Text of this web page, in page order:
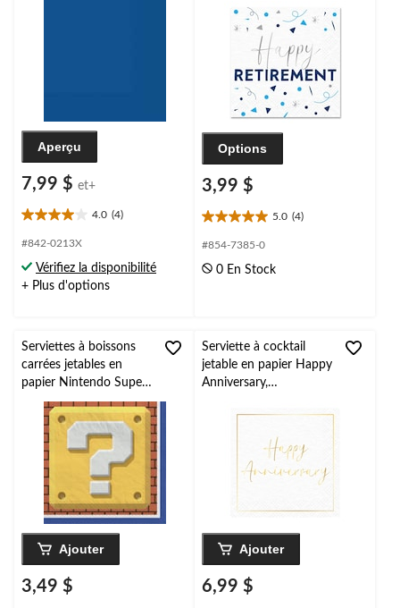
Aperçu
7,99 $ et+
4.0 (4)
4.0
étoile(s)
5.
4
#842-0213X
Vérifiez la disponibilité
+ Plus d'options
Options
3,99 $
5.0 (4)
5.0
étoile(s)
5.
#854-7385-0
0 En Stock
Serviettes à boissons
carrées jetables en
papier Nintendo Super
Mario Bros, rouge/vert,
5 po, paq. 16, 2
épaisseurs, pour fête
d'anniversaire
Ajouter
3,49 $
Serviette à cocktail
jetable en papier Happy
Anniversary,
20, pour
mariage/anniversaire
Ajouter
6,99 $